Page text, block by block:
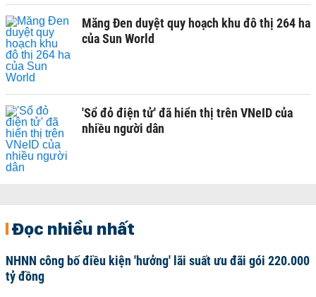
Măng Đen duyệt quy hoạch khu đô thị 264 ha
của Sun World
'Sổ đỏ điện tử' đã hiển thị trên VNeID của
nhiều người dân
Đọc nhiều nhất
NHNN công bố điều kiện 'hưởng' lãi suất ưu đãi gói 220.000
tỷ đồng